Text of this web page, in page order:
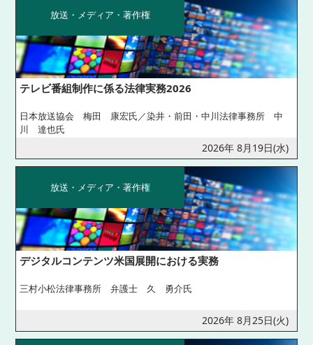
放送・メディア・著作権
テレビ番組制作に係る法律実務2026
日本放送協会 梅田 康宏氏／染井・前田・中川法律事務所 中
川 達也氏
2026年 8月19日(水)
放送・メディア・著作権
デジタルコンテンツ米国展開における実務
三村小松法律事務所 弁護士 久 勇介氏
2026年 8月25日(火)